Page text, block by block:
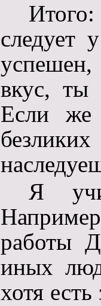
следует
вкус, ты
Если же
Я
работы
иных
хотя